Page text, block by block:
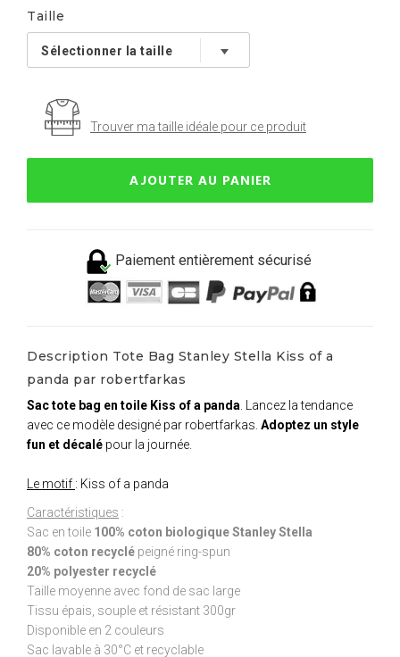
Taille
Trouver ma taille idéale pour ce produit
AJOUTER AU PANIER
Paiement entièrement sécurisé
Description Tote Bag Stanley Stella Kiss of a
panda par robertfarkas
Sac tote bag en toile Kiss of a panda . Lancez la tendance
avec ce modèle designé par robertfarkas. Adoptez un style
fun et décalé pour la journée.
Le motif : Kiss of a panda
Caractéristiques :
Sac en toile 100% coton biologique Stanley Stella
80% coton recyclé peigné ring-spun
20% polyester recyclé
Taille moyenne avec fond de sac large
Tissu épais, souple et résistant 300gr
Disponible en 2 couleurs
Sac lavable à 30°C et recyclable